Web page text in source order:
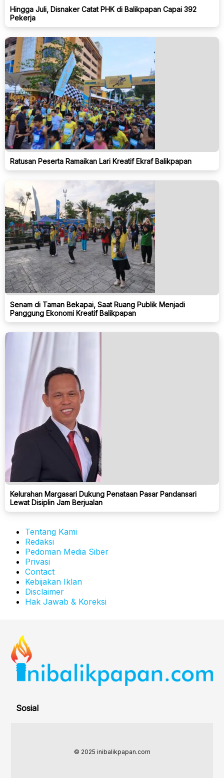
Hingga Juli, Disnaker Catat PHK di Balikpapan Capai 392
Pekerja
Ratusan Peserta Ramaikan Lari Kreatif Ekraf Balikpapan
Senam di Taman Bekapai, Saat Ruang Publik Menjadi
Panggung Ekonomi Kreatif Balikpapan
Kelurahan Margasari Dukung Penataan Pasar Pandansari
Lewat Disiplin Jam Berjualan
Tentang Kami
Redaksi
Pedoman Media Siber
Privasi
Contact
Kebijakan Iklan
Disclaimer
Hak Jawab & Koreksi
Sosial
© 2025 inibalikpapan.com